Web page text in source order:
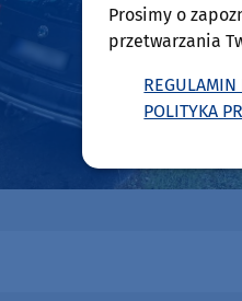
Prosimy o
przetwarzania
REGULAMIN
POLITYKA